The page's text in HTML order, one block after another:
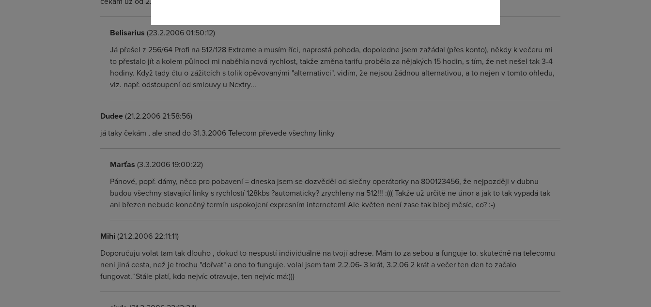
Belisarius (23.2.2006 01:50:12)
Já přešel z 256/64 Profi na 512/128 Extreme a musím říci, naprostá pohoda, dopoledne jsem zažádal (přes konto), někdy k večeru mi
to přestalo jít a kolem půlnoci mi naběhla nová rychlost, takže změna tarifu proběla za nějakých 15 hodin, s tím, že net nešel tak 3-4
hodiny. Když tady čtu o zážitcích s tolik opěvovanými "alternativci", vidím, že nejsou žádnou alternativou, a to nejen v tomto ohledu,
viz. např. odstoupení od smlouvy u Nextry...
Dudee(21.2.2006 21:58:56)
já taky čekám , ale snad do 31.3.2006 Telecom převede všechny linky
Marťas (3.3.2006 19:00:22)
Pánové, popř. dámy, něco pro pobavení = dneska jsem se dozvěděl od slečny operátorky na 800123456, že nejpozději v dubnu
budou všechny stavající linky s rychlostí 128kbs ?automaticky? zrychleny na 512!!! :((( Takže už určitě ne únor a jak to tak vypadá tak
ani březen nebude konečný termín uspokojení expresním internetem! Ale květen není zase tak blbej měsíc, co? :-)
Mihi (21.2.2006 22:11:11)
Doporučuju volat tam tak dlouho , dokud to nespustí individuálně na tvojí adrese. Mám to za sebou a funguje to. skutečně na telecomu
neni jiná cesta, než je trochu "dořvat" a ono to funguje. volal jsem tam 2.2.06- 3 krát, 3.2.06 2 krát a večer ten den to začalo
fungovat.¨Stále platí, kdo nejvíc otravuje, ten nejvíc má:)))